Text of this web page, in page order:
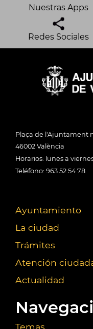
Nuestras Apps
Redes Sociales
Plaça de l'Ajuntament
46002 València
Horarios: lunes a
Teléfono: 963 52 54 78
Ayuntamiento
La ciudad
Trámites
Atención
Actualidad
Temas